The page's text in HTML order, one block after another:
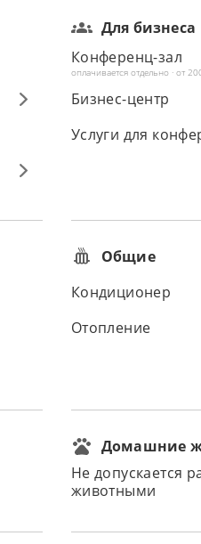
Для бизнеса
Конференц-зал
оплачивается отдельно · от
Бизнес-центр
Услуги для
Общие
Кондиционер
Отопление
Домашние
Не допускается
животными